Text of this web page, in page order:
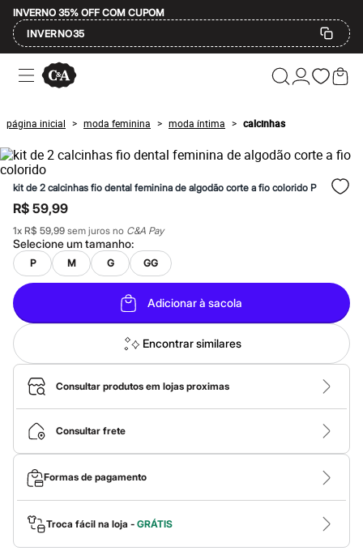
INVERNO 35% OFF COM CUPOM
INVERNO35
Ofertas
Compre por Departamento
Masculino
Infantil
Calçados
Mindse7
Plus Size
Até 20% off
Até 40% off
Até 60% off
A partir de 60% off
Feminino
Em alta
Inverno
Alfaiataria
Novidades
Roupas
Blusas e Camisetas
Básicos
Calças
Casacos e Jaquetas
Jeans
Macacões
Saias
Shorts e Bermudas
Vestidos
Acessórios
Bolsas
Bonés e Chapéus
Bijoux
Cintos
Óculos
página inicial > moda feminina > moda íntima > calcinhas
kit de 2 calcinhas fio dental feminina de algodão corte a fio colorido P
R$ 59,99
1x R$ 59,99 sem juros no C&A Pay
Selecione umtamanho:
P M G GG
Adicionar à sacola
Encontrar similares
Consultar produtos em lojas proximas
Consultar frete
Formas de pagamento
Troca fácil na loja - GRÁTIS